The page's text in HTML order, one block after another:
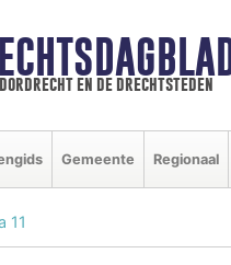
en de drechtsteden
Gemeente Regionaal
11